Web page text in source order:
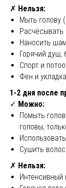
✗ Нельзя:
Мыть голову
Расчёсывать
Наносить
Горячий душ,
Спорт и
Фен и
1-2 дня после
✓ Можно:
Помыть
головы,
Сушить
✗ Нельзя: